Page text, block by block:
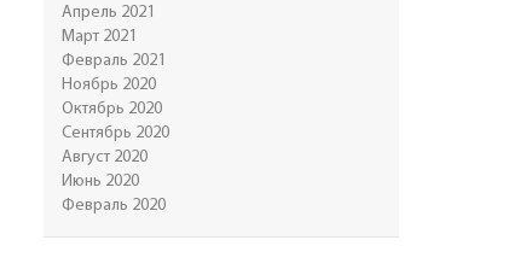
Апрель 2021
Март 2021
Февраль 2021
Ноябрь 2020
Октябрь 2020
Сентябрь 2020
Август 2020
Июнь 2020
Февраль 2020